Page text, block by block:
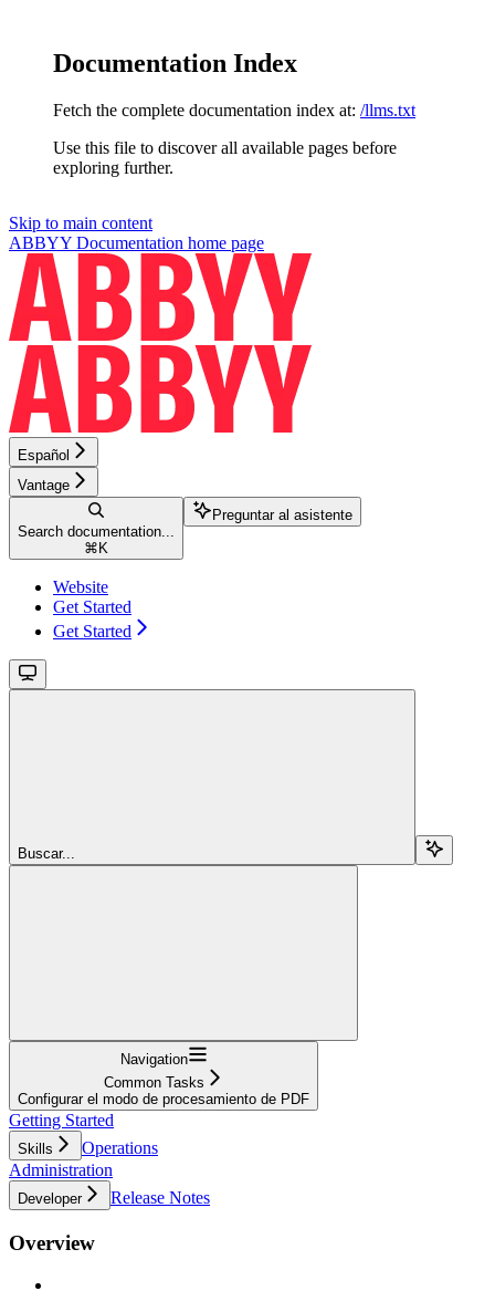
Documentation Index
Fetch the complete documentation index at: /llms.txt
Use this file to discover all available pages before
exploring further.
Skip to main content
ABBYY Documentation home page
Español
Vantage
Search documentation...
⌘ K
Preguntar al asistente
Website
Get Started
Get Started
Buscar...
Navigation
Common Tasks
Configurar el modo de procesamiento de PDF
Getting Started
Skills
Operations
Administration
Developer Release Notes
Overview